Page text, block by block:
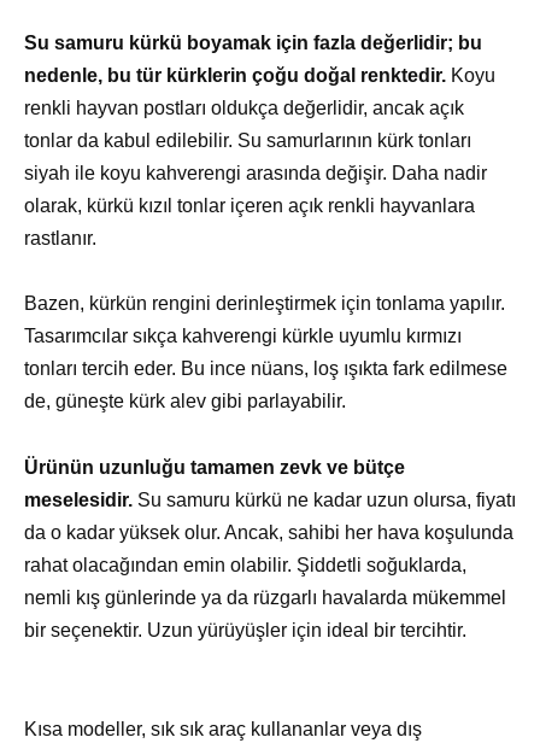
Su samuru kürkü boyamak için fazla değerlidir; bu
nedenle, bu tür kürklerin çoğu doğal renktedir. Koyu
renkli hayvan postları oldukça değerlidir, ancak açık
tonlar da kabul edilebilir. Su samurlarının kürk tonları
siyah ile koyu kahverengi arasında değişir. Daha nadir
olarak, kürkü kızıl tonlar içeren açık renkli hayvanlara
rastlanır.
Bazen, kürkün rengini derinleştirmek için tonlama yapılır.
Tasarımcılar sıkça kahverengi kürkle uyumlu kırmızı
tonları tercih eder. Bu ince nüans, loş ışıkta fark edilmese
de, güneşte kürk alev gibi parlayabilir.
Ürünün uzunluğu tamamen zevk ve bütçe
meselesidir. Su samuru kürkü ne kadar uzun olursa, fiyatı
da o kadar yüksek olur. Ancak, sahibi her hava koşulunda
rahat olacağından emin olabilir. Şiddetli soğuklarda,
nemli kış günlerinde ya da rüzgarlı havalarda mükemmel
bir seçenektir. Uzun yürüyüşler için ideal bir tercihtir.
Kısa modeller, sık sık araç kullananlar veya dış